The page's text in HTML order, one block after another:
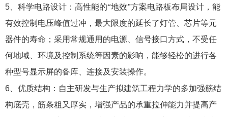
5 、科学电路设计：高性能的“地效”方案电路板布局设计，能
有效控制电压峰值过冲，最大限度的延长了灯管、芯片等元
器件的寿命；采用常规通用的电源、信号接口方式，不受任
何地域、环境及控制系统等因素的影响，能够轻松的进行各
种型号显示屏的备库、连接及安装操作。
6 、优质结构：自主研发与生产拟建筑工程力学的多加强筋结
构底壳，筋条粗又厚实，增强产品的承重拉伸能力并提高产